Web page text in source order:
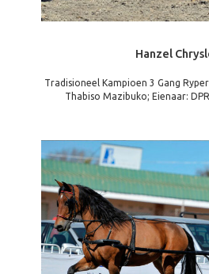
Hanzel
Tradisioneel Kampioen 3 Gang
Thabiso Mazibuko; Eienaar: